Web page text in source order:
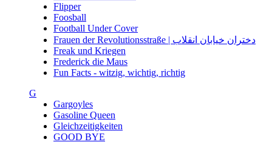
Flipper
Foosball
Football Under Cover
Frauen der Revolutionsstraße | دختران خیابان انقلاب
Freak und Kriegen
Frederick die Maus
Fun Facts - witzig, wichtig, richtig
G
Gargoyles
Gasoline Queen
Gleichzeitigkeiten
GOOD BYE